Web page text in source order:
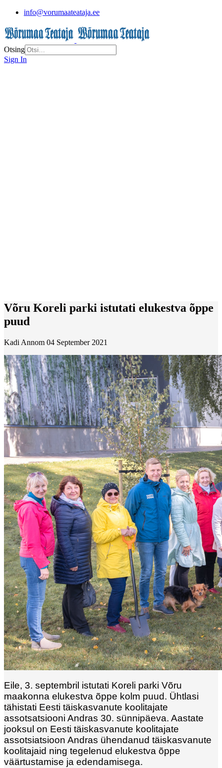
info@vorumaateataja.ee
Otsing
Sign In
Võru Koreli parki istutati elukestva õppe
puud
Kadi Annom 04 September 2021
Eile, 3. septembril istutati Koreli parki Võru
maakonna elukestva õppe kolm puud. Ühtlasi
tähistati Eesti täiskasvanute koolitajate
assotsatsiooni Andras 30. sünnipäeva. Aastate
jooksul on Eesti täiskasvanute koolitajate
assotsiatsioon Andras ühendanud täiskasvanute
koolitajaid ning tegelenud elukestva õppe
väärtustamise ja edendamisega.